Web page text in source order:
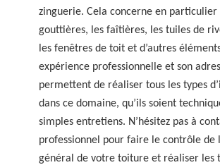
zinguerie. Cela concerne en particulier
gouttières, les faîtières, les tuiles de
les fenêtres de toit et d’autres
expérience professionnelle et son
permettent de réaliser tous les types
dans ce domaine, qu’ils soient
simples entretiens. N’hésitez pas à
professionnel pour faire le contrôle de
général de votre toiture et réaliser les